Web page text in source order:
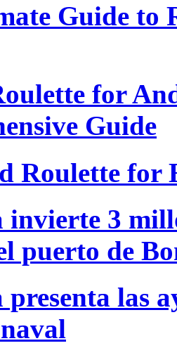
Guide to
for
Guide
Roulette for
3
puerto de
las